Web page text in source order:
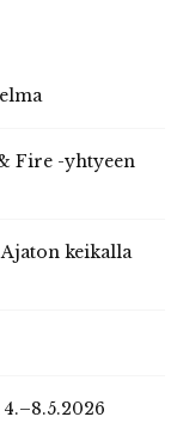
Fire -yhtyeen
keikalla